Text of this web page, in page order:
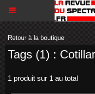
Retour à la boutique
Tags (1) :
1 produit sur 1 au total